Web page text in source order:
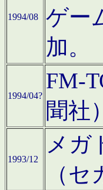
1994/08
ゲー
加。
1994/04?
FM-
聞社
1993/12
メガ
（